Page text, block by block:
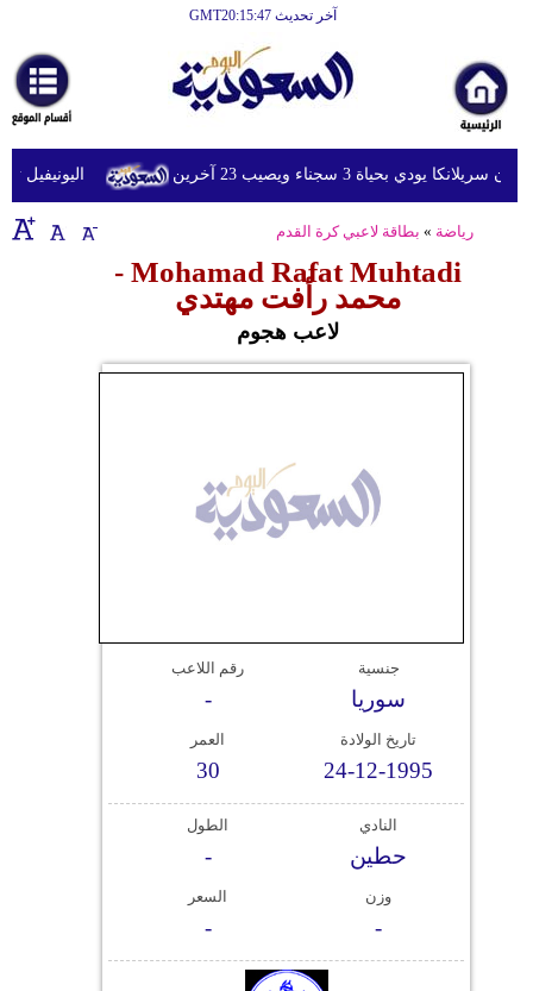
آخر تحديث GMT20:15:47
أخبارعاجلة
رياضة
ثقافة
إقتصاد
اليونيفيل ترصد إطلاق 113 مقذوفا يودي بحياة 3 سجناء ويصيب 23 آخرين
رياضة » بطاقة لاعبي كرة القدم
Mohamad Rafat Muhtadi -
محمد رأفت مهتدي
لاعب هجوم
جنسية
سوريا
رقم اللاعب
-
تاريخ الولادة
24-12-1995
العمر
30
النادي
حطين
الطول
-
وزن
-
السعر
-